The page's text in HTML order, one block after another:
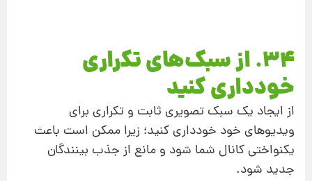
34. از سبک‌های تکراری
خودداری کنید
از ایجاد یک سبک تصویری ثابت و تکراری برای
ویدیوهای خود خودداری کنید؛ زیرا ممکن است باعث
یکنواختی کانال شما شود و مانع از جذب بینندگان
جدید شود.